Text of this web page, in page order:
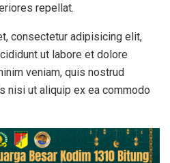
repellat.
consectetur adipisicing elit,
ut labore et dolore
veniam, quis nostrud
nisi ut aliquip ex ea commodo